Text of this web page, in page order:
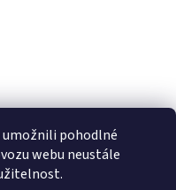
umožnili pohodlné
webu neustále